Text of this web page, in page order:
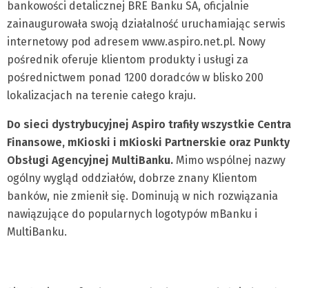
bankowości detalicznej BRE Banku SA, oficjalnie
zainaugurowała swoją działalność uruchamiając serwis
internetowy pod adresem www.aspiro.net.pl. Nowy
pośrednik oferuje klientom produkty i usługi za
pośrednictwem ponad 1200 doradców w blisko 200
lokalizacjach na terenie całego kraju.
Do sieci dystrybucyjnej Aspiro trafiły wszystkie Centra
Finansowe, mKioski i mKioski Partnerskie oraz Punkty
Obsługi Agencyjnej MultiBanku. Mimo wspólnej nazwy
ogólny wygląd oddziałów, dobrze znany Klientom
banków, nie zmienił się. Dominują w nich rozwiązania
nawiązujące do popularnych logotypów mBanku i
MultiBanku.